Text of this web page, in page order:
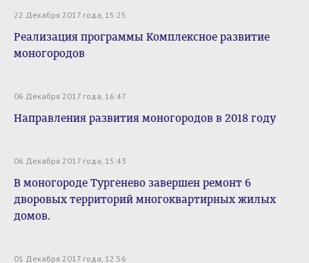
22 Декабря 2017 года, 15:25
Реализация программы Комплексное развитие
моногородов
06 Декабря 2017 года, 16:47
Направления развития моногородов в 2018 году
06 Декабря 2017 года, 15:43
В моногороде Тургенево завершен ремонт 6
дворовых территорий многоквартирных жилых
домов.
01 Декабря 2017 года, 12:56